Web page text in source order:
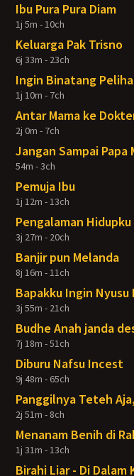
Ibu Pura Pura Diam
1j 5m - 10ch
Keluarga Pak Trisno
6j 33m - 23ch
Ingin Binatang
1j 10m - 7ch
Antar Mama ke
2j 0m - 7ch
Jangan Sampai Papa
54m - 3ch
Pemuja Ibu
1j 12m - 13ch
Pengalaman
3j 27m - 20ch
Banjir pun Melanda
8j 16m - 11ch
Bapakku Ingin Nyusu
3j 55m - 21ch
Budhe Anah janda
7j 18m - 51ch
Diburu Nafsu Incest
9j 48m - 65ch
Panggilnya Teteh
2j 51m - 8ch
Menanam Benih di
1j 31m - 13ch
Birahi Liar - Di Dalam